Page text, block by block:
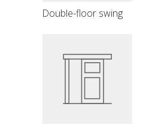
Double-floor swing